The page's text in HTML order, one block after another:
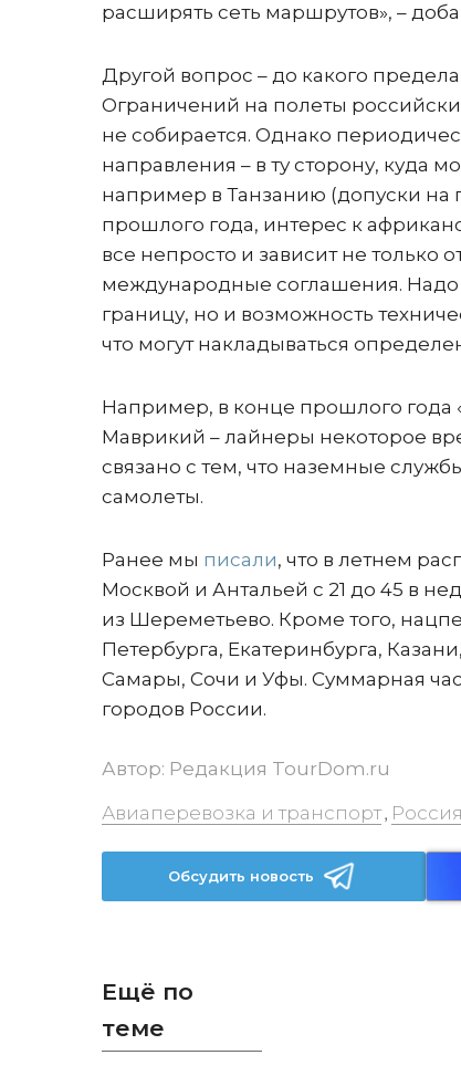
расширять сеть маршрутов», –
Другой вопрос – до какого
Ограничений на полеты
не собирается. Однако
направления – в ту сторону, куда
например в Танзанию (допуски на
прошлого года, интерес к
все непросто и зависит не только
международные соглашения. Надо
границу, но и возможность
что могут накладываться
Например, в конце прошлого года
Маврикий – лайнеры некоторое
связано с тем, что наземные
самолеты.
Ранее мы писали, что в летнем
Москвой и Антальей с 21 до 45 в
из Шереметьево. Кроме того,
Петербурга, Екатеринбурга,
Самары, Сочи и Уфы. Суммарная
городов России.
Автор: Редакция TourDom.ru
Авиаперевозка и транспорт, Россия
Обсудить новость
Ещё по
теме